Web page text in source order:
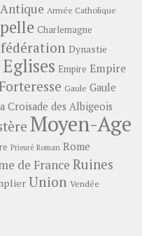
Antique Armée Catholique
Charlemagne
Dynastie
Eglises Empire Empire
Gaule Gaule
Croisade des Albigeois
Moyen-Age
Prieuré Roman Rome
de France Ruines
Union Vendée